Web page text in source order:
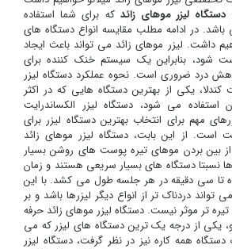
لیزر موهای زائد که برای شما استفاده
در ادامه مطلب مقایسه انواع دستگاه های
داشت. لیزر موهای زائد می تواند باعث ایجاد
شود، بنابراین یک سیستم خنک کننده برای
درد ضروری است. نحوه عملکرد دستگاه لیزر
کندلا، یکی از بهترین دستگاه هایی که در اکثر
استفاده می شود، دستگاه لیزر الکساندرایت
مهم برای انتخاب بهترین دستگاه لیزر برای
است. از این بابت، دستگاه لیزر موهای زائد
بین بردن موهای تیره پوست های روشن بسیار
نسبتا دستگاه های بسیار سریعی هستند و زمان
تا سی دقیقه در هر جلسه طول می کشد. با این
تواند دردناک تر از انواع دیگر لیزرها باشد و بر
تر موثر نیست. دستگاه لیزر موهای زائد حرفه
یکی از درجه یک ترین دستگاه های لیزر که می
همه کاره نیز در نظر گرفت، دستگاه لیزر